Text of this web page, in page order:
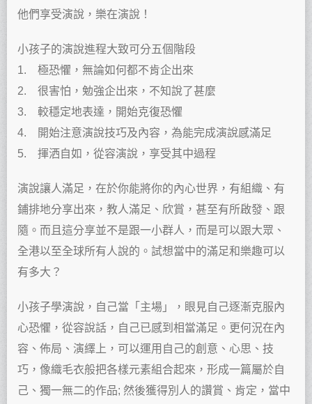
他們享受演說，樂在演說！
小孩子的演說進程大致可分五個階段
1. 極恐懼，無論如何都不肯企出來
2. 很害怕，勉強企出來，不知說了甚麼
3. 較穩定地表達，開始克復恐懼
4. 開始注意演說技巧及內容，為能完成演說感滿足
5. 揮洒自如，從容演說，享受其中過程
演說讓人滿足，在於你能將你的內心世界，有組織、有
鋪排地分享出來，教人滿足、欣賞，甚至有所啟發、跟
隨。而且這分享並不是跟一小群人，而是可以跟大眾、
全港以至全球所有人說的。試想當中的滿足和樂趣可以
有多大？
小孩子學演說，自己當「主場」，眼見自己逐漸克服內
心恐懼，從容說話，自己已感到相當滿足。更何況在內
容、佈局、演繹上，可以運用自己的創意、心思、技
巧，像織毛衣般把各樣元素組合起來，形成一篇屬於自
己、獨一無二的作品; 然後獲得別人的讚賞、肯定，當中